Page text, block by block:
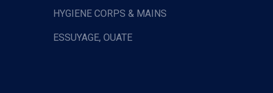
HYGIENE CORPS & MAINS
ESSUYAGE, OUATE